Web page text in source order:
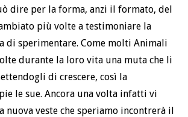
dire per la forma, anzi il formato, del
più volte a testimoniare la
di sperimentare. Come molti Animali
durante la loro vita una muta che li
di crescere, così la
le sue. Ancora una volta infatti vi
nuova veste che speriamo incontrerà il